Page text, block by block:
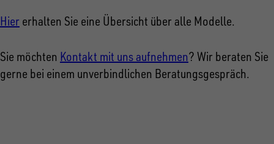
Hier erhalten Sie eine Übersicht über alle Modelle.
Sie möchten Kontakt mit uns aufnehmen? Wir beraten Sie
gerne bei einem unverbindlichen Beratungsgespräch.